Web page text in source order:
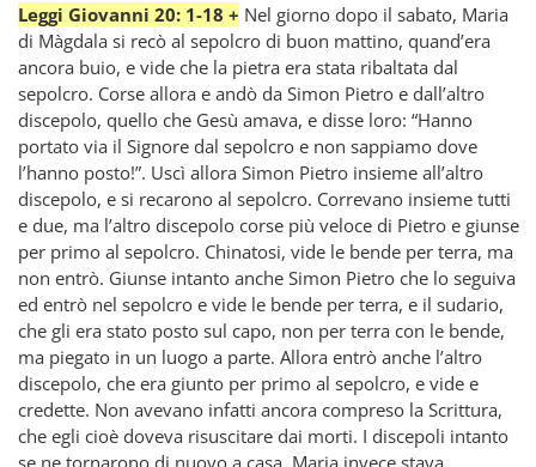
Leggi Giovanni 20: 1-18 + Nel giorno dopo il sabato, Maria
di Màgdala si recò al sepolcro di buon mattino, quand’era
ancora buio, e vide che la pietra era stata ribaltata dal
sepolcro. Corse allora e andò da Simon Pietro e dall’altro
discepolo, quello che Gesù amava, e disse loro: “Hanno
portato via il Signore dal sepolcro e non sappiamo dove
l’hanno posto!”. Uscì allora Simon Pietro insieme all’altro
discepolo, e si recarono al sepolcro. Correvano insieme tutti
e due, ma l’altro discepolo corse più veloce di Pietro e giunse
per primo al sepolcro. Chinatosi, vide le bende per terra, ma
non entrò. Giunse intanto anche Simon Pietro che lo seguiva
ed entrò nel sepolcro e vide le bende per terra, e il sudario,
che gli era stato posto sul capo, non per terra con le bende,
ma piegato in un luogo a parte. Allora entrò anche l’altro
discepolo, che era giunto per primo al sepolcro, e vide e
credette. Non avevano infatti ancora compreso la Scrittura,
che egli cioè doveva risuscitare dai morti. I discepoli intanto
se ne tornarono di nuovo a casa. Maria invece stava